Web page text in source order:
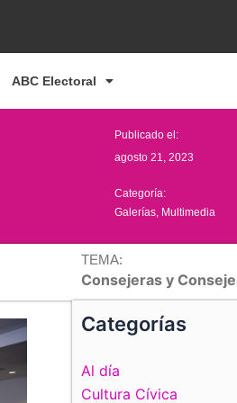
ABC Electoral
Publicado el:
agosto 21, 2023
Categoría:
Galerías Multimedia
TEMA:
Consejeras y
Categorías
Al día
Cultura Cívica